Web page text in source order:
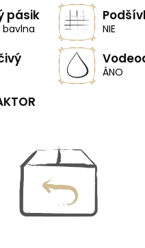
pásik
bavlna NIE
ÁNO